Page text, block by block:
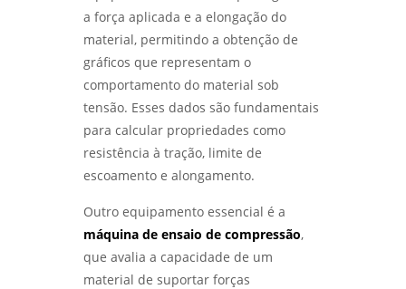
a força aplicada e a elongação do
material, permitindo a obtenção de
gráficos que representam o
comportamento do material sob
tensão. Esses dados são fundamentais
para calcular propriedades como
resistência à tração, limite de
escoamento e alongamento.
Outro equipamento essencial é a
máquina de ensaio de compressão,
que avalia a capacidade de um
material de suportar forças